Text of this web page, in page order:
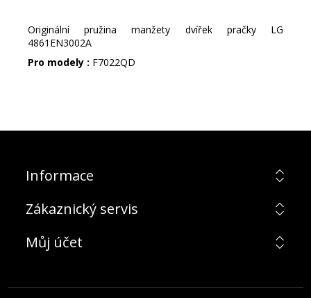
Originální pružina manžety dvířek pračky LG
4861EN3002A
Pro modely : F7022QD
Informace
Zákaznický servis
Můj účet